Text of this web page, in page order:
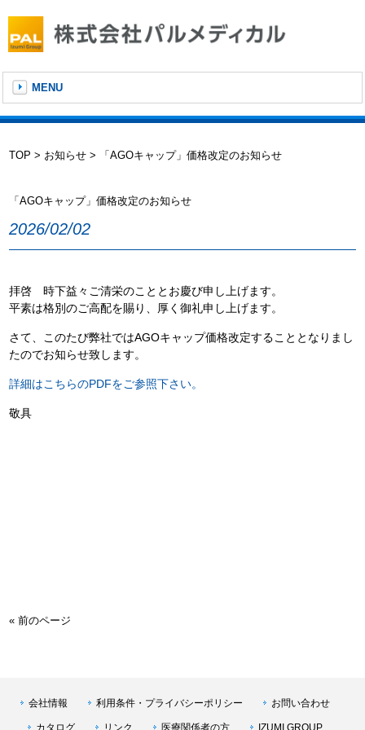
MENU
TOP > お知らせ > 「AGOキャップ」価格改定のお知らせ
「AGOキャップ」価格改定のお知らせ
2026/02/02
拝啓 時下益々ご清栄のこととお慶び申し上げます。
平素は格別のご高配を賜り、厚く御礼申し上げます。
さて、このたび弊社ではAGOキャップ価格改定することとなりまし
たのでお知らせ致します。
詳細はこちらのPDFをご参照下さい。
敬具
« 前のページ
会社情報 利用条件・プライバシーポリシー お問い合わせ
カタログ リンク 医療関係者の方 IZUMI GROUP